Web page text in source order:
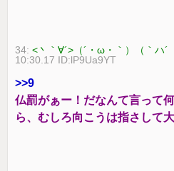
34:<丶｀∀´>（´・ω・｀）（｀ハ
10:30.17 ID:lP9Ua9YT
>>9
仏罰がぁー！だなんて言って
ら、むしろ向こうは指さして